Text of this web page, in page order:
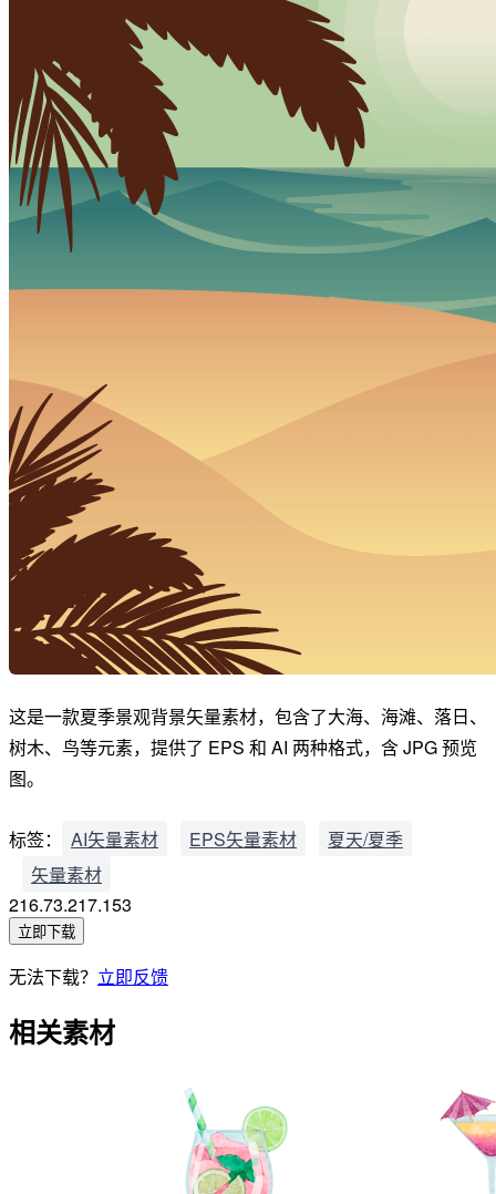
这是一款夏季景观背景矢量素材，包含了大海、海滩、落日、
树木、鸟等元素，提供了 EPS 和 AI 两种格式，含 JPG 预览
图。
标签： AI矢量素材 EPS矢量素材
夏天/夏季
矢量素材
216.73.217.153
立即下载
无法下载？ 立即反馈
相关素材